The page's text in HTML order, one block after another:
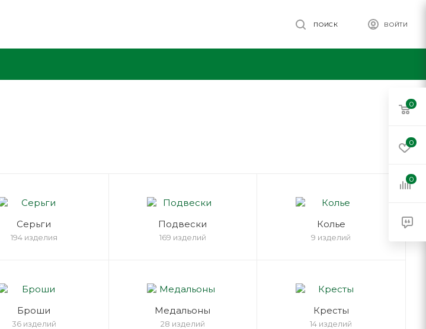
ВОЙТИ
ПОИСК
Серьги
194 изделия
Подвески
169 изделий
Колье
9 изделий
Броши
36 изделий
Медальоны
28 изделий
Кресты
14 изделий
0
0
0